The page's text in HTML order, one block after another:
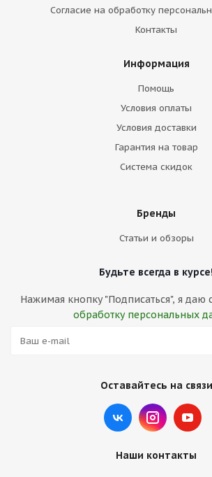
Согласие на обработку
Контакты
Информация
Помощь
Условия оплаты
Условия доставки
Гарантия на товар
Система скидок
Бренды
Статьи и обзоры
Будьте всегда в курсе!
Нажимая кнопку "Подписаться", я даю
обработку персональных
Оставайтесь на связи
Наши контакты